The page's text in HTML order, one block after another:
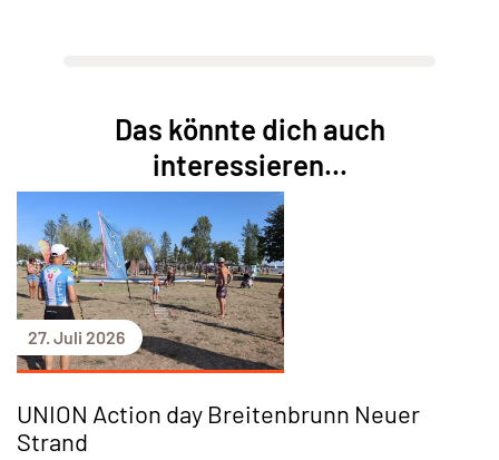
Das könnte dich auch
interessieren...
27. Juli 2026
UNION Action day Breitenbrunn Neuer
Strand